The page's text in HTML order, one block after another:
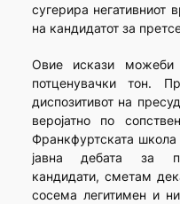
сугерира негативниот
на кандидатот за
Овие искази можеби
потценувачки тон.
диспозитивот на
веројатно по
Франкфуртската
јавна дебата за
кандидати, сметам
сосема легитимен и